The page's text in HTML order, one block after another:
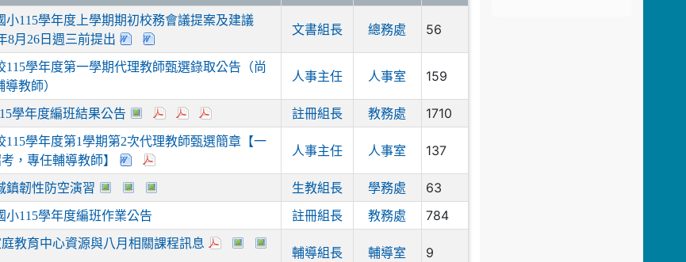
小115學年度上學期期初校務會議提案及建議
8月26日週三前提出
文書組長 總務處 56
學年度第一學期代理教師甄選錄取公告（尚
教師）
人事主任 人事室 159
學年度編班結果公告 註冊組長 教務處 1710
學年度第1學期第2次代理教師甄選簡章【一
，專任輔導教師】
人事主任 人事室 137
鎮韌性防空演習 生教組長 學務處
63
小115學年度編班作業公告 註冊組長 教務處 784
教育中心資源與八月相關課程訊息
輔導組長 輔導室 9